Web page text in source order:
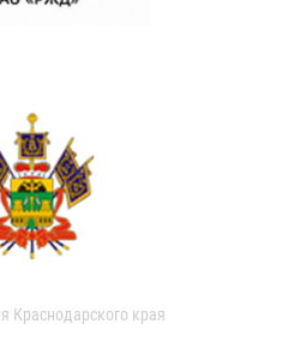
Краснодарского края